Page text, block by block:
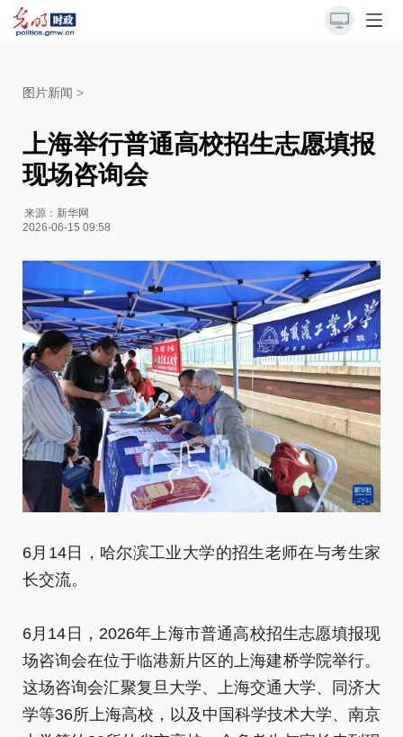
图片新闻 >
上海举行普通高校招生志愿填报
现场咨询会
来源： 新华网
2026-06-15 09:58
6月14日，哈尔滨工业大学的招生老师在与考生家
长交流。
6月14日，2026年上海市普通高校招生志愿填报现
场咨询会在位于临港新片区的上海建桥学院举行。
这场咨询会汇聚复旦大学、上海交通大学、同济大
学等36所上海高校，以及中国科学技术大学、南京